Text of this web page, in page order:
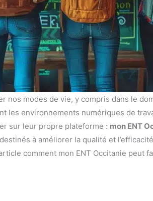
nos modes de vie, y compris dans le
les environnements numériques de
sur leur propre plateforme : mon ENT
à améliorer la qualité et
comment mon ENT Occitanie peut